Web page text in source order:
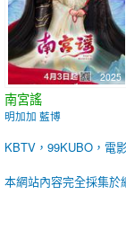
2025
南宮謠
明加加 藍博
KBTV，99KUBO，電
本網站內容完全採集